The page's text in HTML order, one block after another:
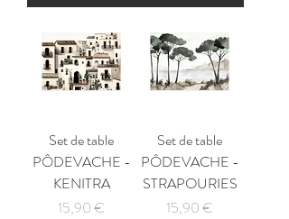
Set de table
PÔDEVACHE -
KENITRA
Prix
15,90 €
Set de table
PÔDEVACHE -
STRAPOURIES
Prix
15,90 €